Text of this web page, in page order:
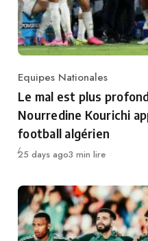
Category
Equipes Nationales
Le mal est plus
Nourredine Kourichi
football algérien
Publié
25 days ago3 min lire